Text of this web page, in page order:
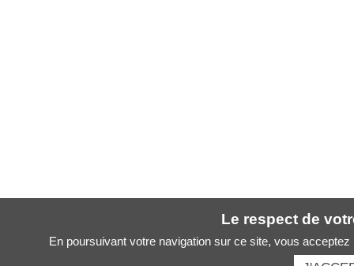
Le respect de
En poursuivant votre navigation sur ce site, vous